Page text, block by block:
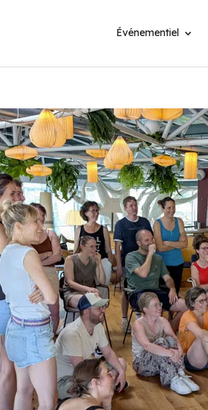
Événementiel